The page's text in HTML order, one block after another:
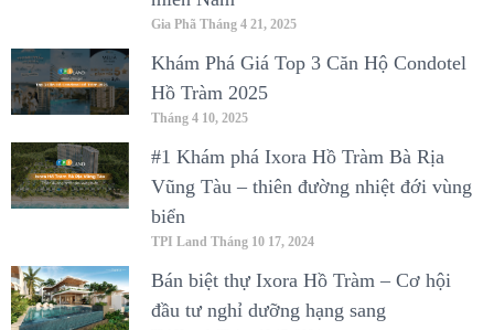
Gia Phã Tháng 4 21, 2025
Khám Phá Giá Top 3 Căn Hộ Condotel
Hồ Tràm 2025
Tháng 4 10, 2025
#1 Khám phá Ixora Hồ Tràm Bà Rịa
Vũng Tàu – thiên đường nhiệt đới vùng
biển
TPI Land Tháng 10 17, 2024
Bán biệt thự Ixora Hồ Tràm – Cơ hội
đầu tư nghỉ dưỡng hạng sang